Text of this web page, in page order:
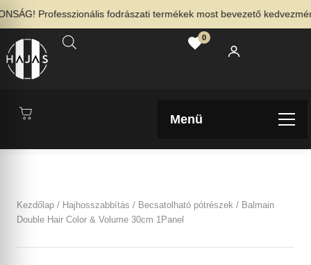
Professzionális fodrászati termékek most bevezető
0
Menü
Kezdőlap / Hajhosszabbítás / Becsatolható pótrészek / Balmain
Double Hair Color & Volume 30cm 1Panel